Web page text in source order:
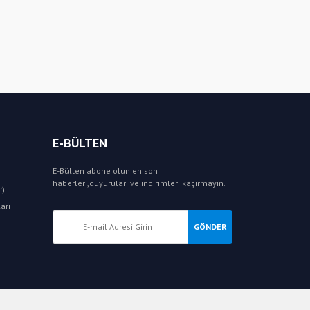
E-BÜLTEN
E-Bülten abone olun en son
haberleri,duyuruları ve indirimleri kaçırmayın.
GÖNDER